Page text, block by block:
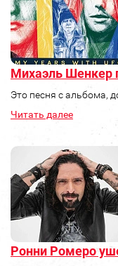
Михаэль Шенкер
Это песня с альбома,
Читать далее
Ронни Ромеро